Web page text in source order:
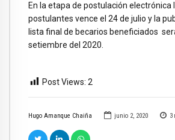
Hugo Amanque Chaiña junio 2, 2020 3
En la etapa de postulación electrónica
postulantes vence el 24 de julio y la
lista final de becarios beneficiados
setiembre del 2020.
Post Views: 2